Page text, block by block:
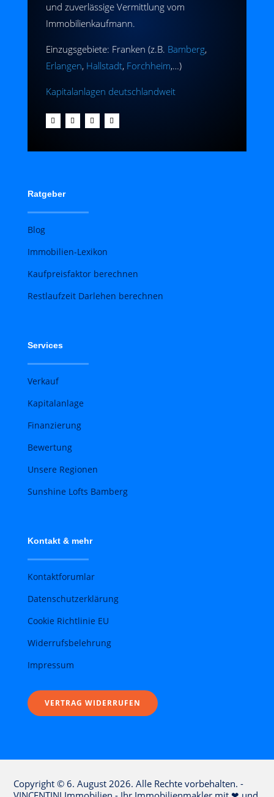
und zuverlässige Vermittlung vom
Immobilienkaufmann.
Einzugsgebiete: Franken (z.B. Bamberg,
Erlangen, Hallstadt, Forchheim,…)
Kapitalanlagen deutschlandweit
Ratgeber
Blog
Immobilien-Lexikon
Kaufpreisfaktor berechnen
Restlaufzeit Darlehen berechnen
Services
Verkauf
Kapitalanlage
Finanzierung
Bewertung
Unsere Regionen
Sunshine Lofts Bamberg
Kontakt & mehr
Kontaktforumlar
Datenschutzerklärung
Cookie Richtlinie EU
Widerrufsbelehrung
Impressum
VERTRAG WIDERRUFEN
Copyright © 6. August 2026. Alle Rechte vorbehalten. -